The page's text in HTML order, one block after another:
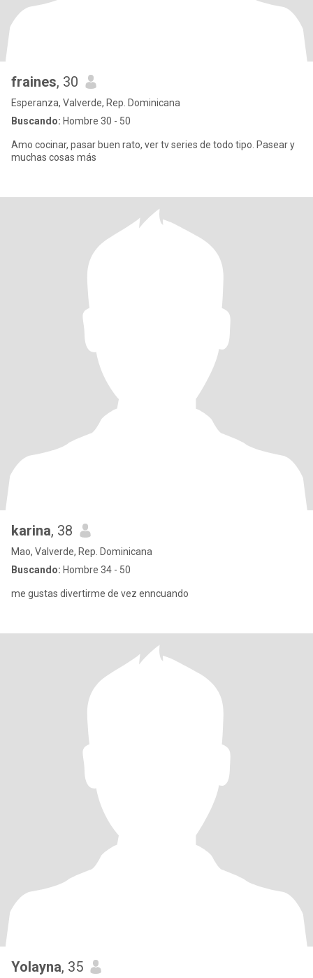
fraines, 30
Esperanza, Valverde, Rep. Dominicana
Buscando: Hombre 30 - 50
Amo cocinar, pasar buen rato, ver tv series de todo tipo. Pasear y
muchas cosas más
karina, 38
Mao, Valverde, Rep. Dominicana
Buscando: Hombre 34 - 50
me gustas divertirme de vez enncuando
Yolayna, 35